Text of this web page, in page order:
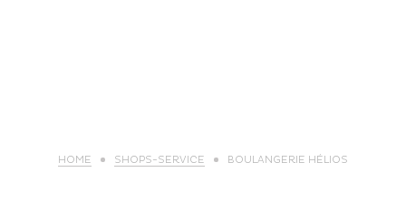
HOME SHOPS-SERVICE BOULANGERIE HÉLIOS